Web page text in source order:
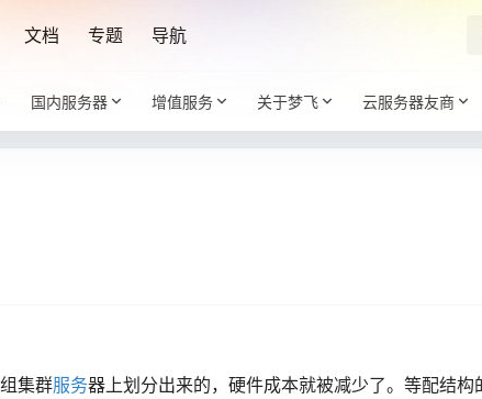
文档 专题 导航
国内服务器 增值服务 关于梦飞 云服务器友商
集群服务器上划分出来的，硬件成本就被减少了。等配结构